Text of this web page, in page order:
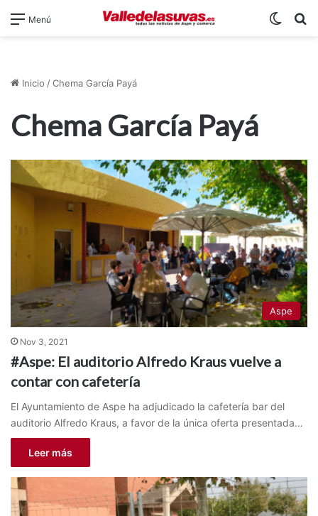
Menú
Inicio /Chema García Payá
Chema García Payá
Aspe
Nov 3, 2021
#Aspe: El auditorio Alfredo Kraus vuelve a
contar con cafetería
El Ayuntamiento de Aspe ha adjudicado la cafetería bar del
auditorio Alfredo Kraus, a favor de la única oferta presentada…
Leer más